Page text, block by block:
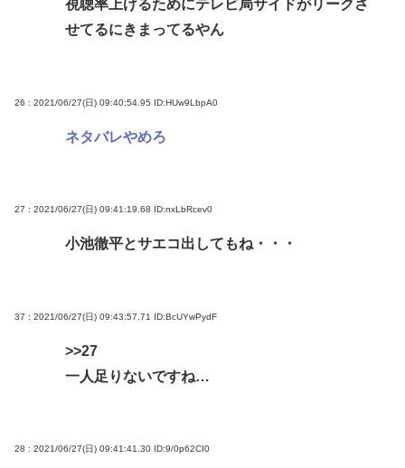
視聴率上げるためにテレビ局サイドがリークさ
せてるにきまってるやん
26 : 2021/06/27(日) 09:40:54.95 ID:HUw9LbpA0
ネタバレやめろ
27 : 2021/06/27(日) 09:41:19.68 ID:nxLbRcev0
小池徹平とサエコ出してもね・・・
37 : 2021/06/27(日) 09:43:57.71 ID:BcUYwPydF
>>27
一人足りないですね…
28 : 2021/06/27(日) 09:41:41.30 ID:9/0p62CI0